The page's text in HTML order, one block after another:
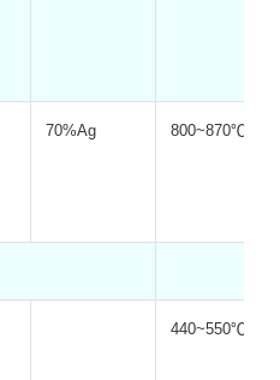
70%Ag 800~870℃
440~550℃